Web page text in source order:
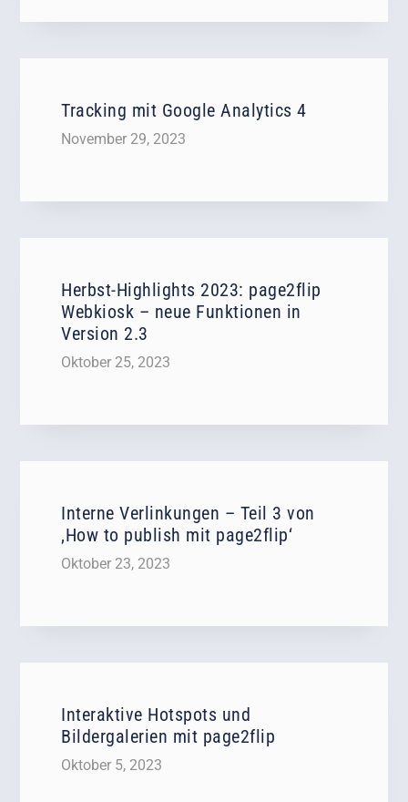
Tracking mit Google Analytics 4
November 29, 2023
Herbst-Highlights 2023: page2flip
Webkiosk – neue Funktionen in
Version 2.3
Oktober 25, 2023
Interne Verlinkungen – Teil 3 von
‚How to publish mit page2flip‘
Oktober 23, 2023
Interaktive Hotspots und
Bildergalerien mit page2flip
Oktober 5, 2023